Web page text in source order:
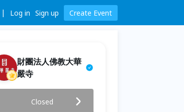
Log in Sign up Create Event
財團法人佛教大華
嚴寺
・九九華嚴Closed